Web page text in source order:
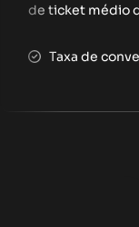
de ticket médio
Taxa de